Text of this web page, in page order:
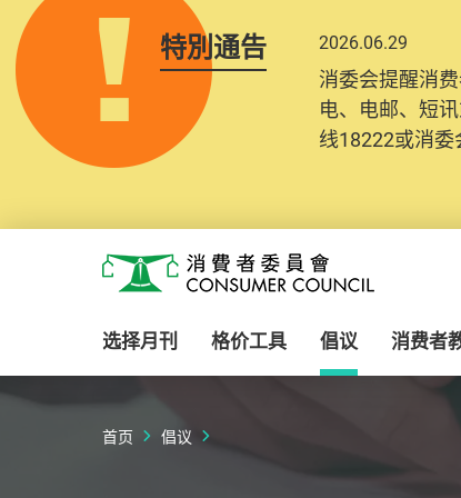
特別通告 2026.06.29
消委会提醒消
电、电邮、短
线18222或消委
消费者委员会
选择月刊 格价工具 倡议 消费者
首页 倡议